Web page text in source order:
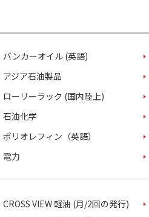
バンカーオイル (英語)
アジア石油製品
ローリーラック (国内陸上)
石油化学
ポリオレフィン（英語）
電力
CROSS VIEW 軽油 (月/2回の発行)